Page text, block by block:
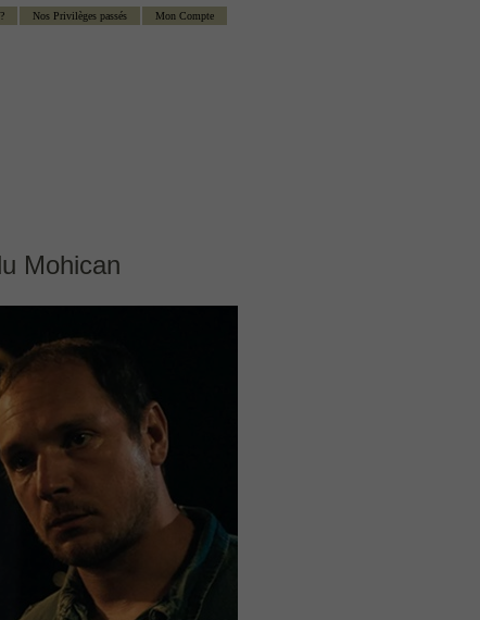
Mon Compte
Nos Privilèges passés
Mohican